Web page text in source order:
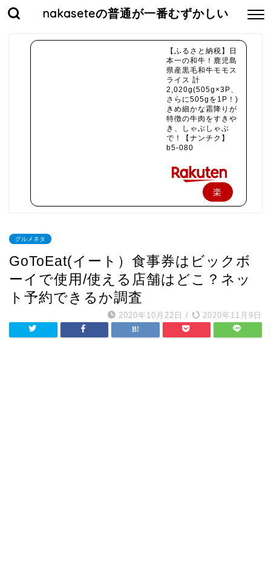
nakaseteの普通が一番むずかしい
【ふるさと納税】日
本一の和牛！鹿児島
県産黒毛和牛モモス
ライス 計
2,020g(505g×3P、
さらに505gを1P！)
きめ細かな霜降りが
特徴の牛肉をすきや
き、しゃぶしゃぶ
で！【ナンチク】
b5-080
楽
入
グルメネタ
GoToEat(イート）食事券はビックボ
ーイで使用/使える店舗はどこ？ネッ
ト予約できるか調査
2020年10月22日 / 2020年11月9日